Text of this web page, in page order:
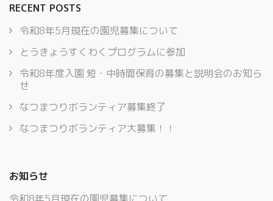
RECENT POSTS
令和8年5月現在の園児募集について
とうきょうすくわくプログラムに参加
令和8年度入園 短・中時間保育の募集と説明会のお知ら
せ
なつまつりボランティア募集終了
なつまつりボランティア大募集！！
お知らせ